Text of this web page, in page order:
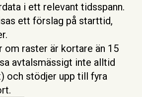
i ett relevant tidsspann.
ett förslag på starttid,
om raster är kortare än 15
avtalsmässigt inte alltid
och stödjer upp till fyra